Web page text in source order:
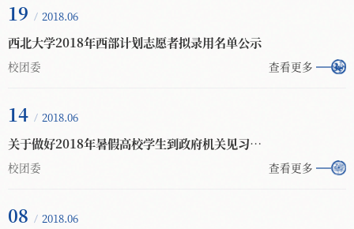
19 2018.06
西北大学2018年西部计划志愿者拟录用名单公示
校团委 查看更多
14 2018.06
关于做好2018年暑假高校学生到政府机关见习遴选工作的通知
校团委 查看更多
08 2018.06